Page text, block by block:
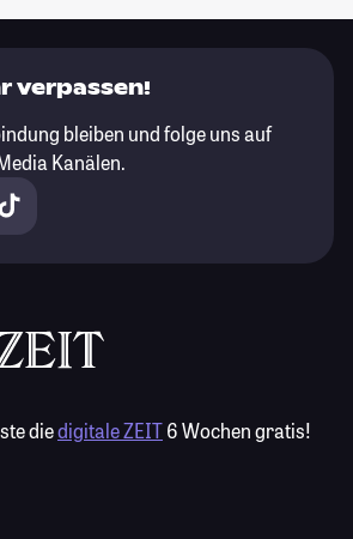
verpassen!
bleiben und folge uns auf
Kanälen.
diedigitale ZEIT6 Wochen gratis!